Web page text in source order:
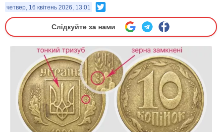
четвер, 16 квітень 2026, 13:01
Слідкуйте за нами